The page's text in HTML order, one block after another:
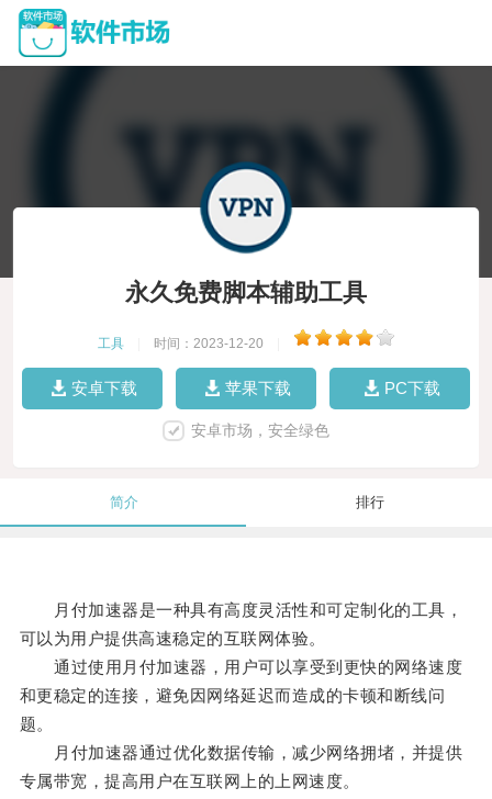
永久免费脚本辅助工具
工具 时间：2023-12-20
安卓下载 苹果下载 PC下载
安卓市场，安全绿色
简介 排行
月付加速器是一种具有高度灵活性和可定制化的工具，
可以为用户提供高速稳定的互联网体验。
通过使用月付加速器，用户可以享受到更快的网络速度
和更稳定的连接，避免因网络延迟而造成的卡顿和断线问
题。
月付加速器通过优化数据传输，减少网络拥堵，并提供
专属带宽，提高用户在互联网上的上网速度。